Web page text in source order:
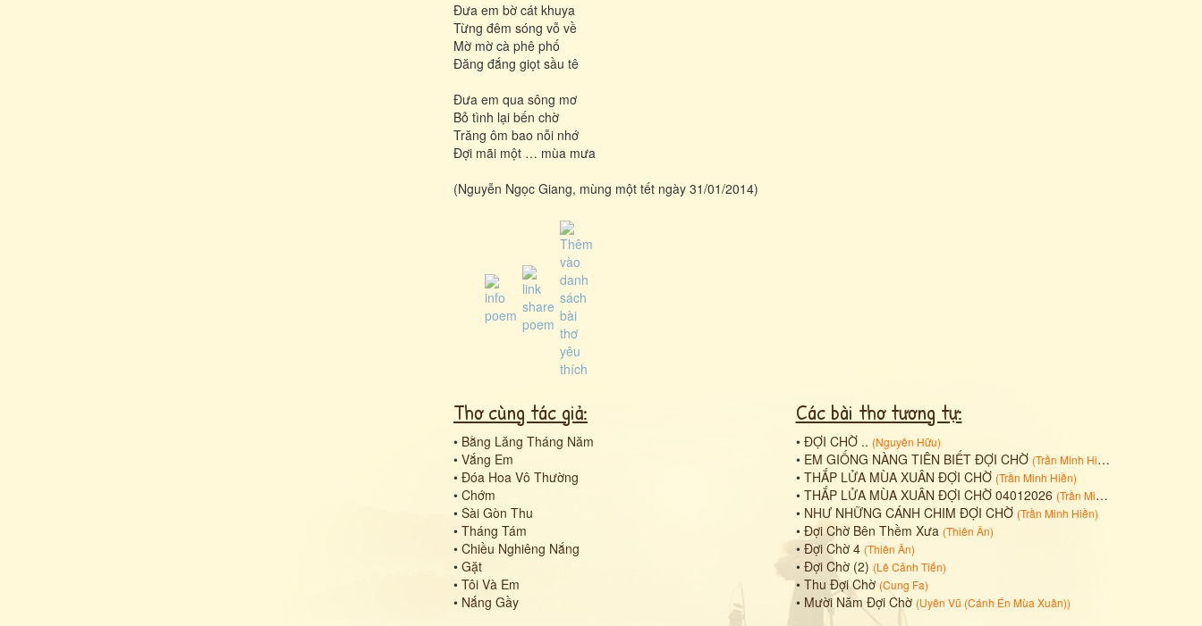
Đưa em bờ cát khuya
Từng đêm sóng vỗ về
Mờ mờ cà phê phố
Đăng đắng giọt sầu tê
Đưa em qua sông mơ
Bỏ tình lại bến chờ
Trăng ôm bao nỗi nhớ
Đợi mãi một … mùa mưa
(Nguyễn Ngọc Giang, mùng một tết ngày 31/01/2014)
Thơ cùng tác giả:
• Bằng Lăng Tháng Năm
• Vắng Em
• Đóa Hoa Vô Thường
• Chớm
• Sài Gòn Thu
• Tháng Tám
• Chiều Nghiêng Nắng
• Gặt
• Tôi Và Em
• Nắng Gầy
Các bài thơ tương tự:
• ĐỢI CHỜ .. (Nguyên Hữu)
• EM GIỐNG NÀNG TIÊN BIẾT ĐỢI CHỜ (Trần Minh Hiền
• THẮP LỬA MÙA XUÂN ĐỢI CHỜ (Trần Minh Hiền)
• THẮP LỬA MÙA XUÂN ĐỢI CHỜ 04012026 (Trần Minh Hiền
• NHƯ NHỮNG CÁNH CHIM ĐỢI CHỜ (Trần Minh Hiền)
• Đợi Chờ Bên Thềm Xưa (Thiên Ân)
• Đợi Chờ 4 (Thiên Ân)
• Đợi Chờ (2) (Lê Cảnh Tiến)
• Thu Đợi Chờ (Cung Fa)
• Mười Năm Đợi Chờ (Uyên Vũ (Cánh Én Mùa Xuân))